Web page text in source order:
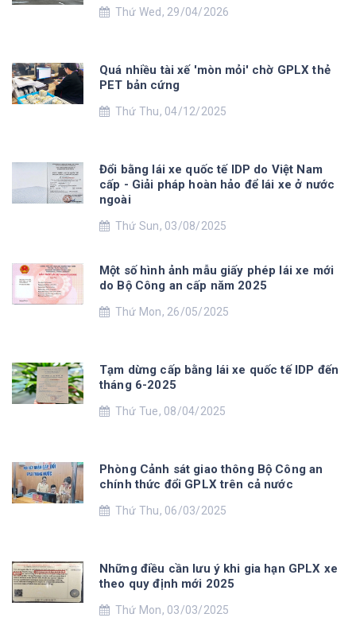
Thứ Wed, 29/04/2026
Quá nhiều tài xế 'mòn mỏi' chờ GPLX thẻ
PET bản cứng
Thứ Thu, 04/12/2025
Đổi bằng lái xe quốc tế IDP do Việt Nam
cấp - Giải pháp hoàn hảo để lái xe ở nước
ngoài
Thứ Sun, 03/08/2025
Một số hình ảnh mẫu giấy phép lái xe mới
do Bộ Công an cấp năm 2025
Thứ Mon, 26/05/2025
Tạm dừng cấp bằng lái xe quốc tế IDP đến
tháng 6-2025
Thứ Tue, 08/04/2025
Phòng Cảnh sát giao thông Bộ Công an
chính thức đổi GPLX trên cả nước
Thứ Thu, 06/03/2025
Những điều cần lưu ý khi gia hạn GPLX xe
theo quy định mới 2025
Thứ Mon, 03/03/2025